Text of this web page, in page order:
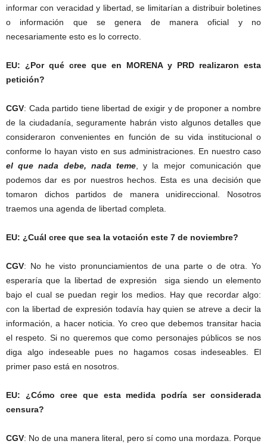
informar con veracidad y libertad, se limitarían a distribuir boletines
o información que se genera de manera oficial y no
necesariamente esto es lo correcto.
EU: ¿Por qué cree que en MORENA y PRD realizaron esta
petición?
CGV: Cada partido tiene libertad de exigir y de proponer a nombre
de la ciudadanía, seguramente habrán visto algunos detalles que
consideraron convenientes en función de su vida institucional o
conforme lo hayan visto en sus administraciones. En nuestro caso
el que nada debe, nada teme , y la mejor comunicación que
podemos dar es por nuestros hechos. Esta es una decisión que
tomaron dichos partidos de manera unidireccional. Nosotros
traemos una agenda de libertad completa.
EU: ¿Cuál cree que sea la votación este 7 de noviembre?
CGV: No he visto pronunciamientos de una parte o de otra. Yo
esperaría que la libertad de expresión
siga siendo un elemento
bajo el cual se puedan regir los medios. Hay que recordar algo:
con la libertad de expresión todavía hay quien se atreve a decir la
información, a hacer noticia. Yo creo que debemos transitar hacia
el respeto. Si no queremos que como personajes públicos se nos
diga algo indeseable pues no hagamos cosas indeseables. El
primer paso está en nosotros.
EU: ¿Cómo cree que esta medida podría ser considerada
censura?
CGV: No de una manera literal, pero sí como una mordaza. Porque